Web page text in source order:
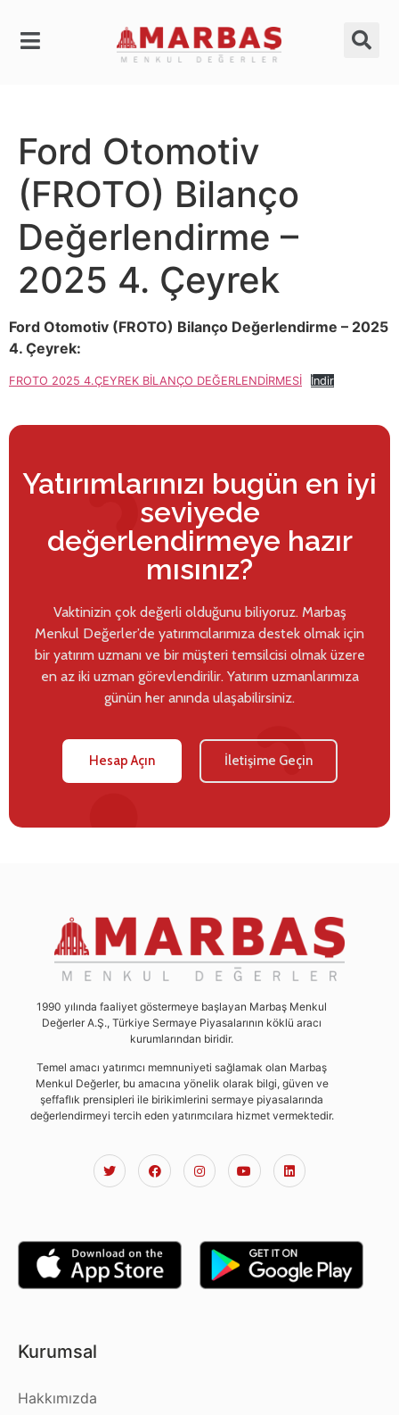
Ford Otomotiv
(FROTO) Bilanço
Değerlendirme –
2025 4. Çeyrek
Ford Otomotiv (FROTO) Bilanço Değerlendirme – 2025
4. Çeyrek:
FROTO 2025 4.ÇEYREK BİLANÇO DEĞERLENDİRMESİ İndir
Yatırımlarınızı bugün en iyi
seviyede
değerlendirmeye hazır
mısınız?
Vaktinizin çok değerli olduğunu biliyoruz. Marbaş
Menkul Değerler’de yatırımcılarımıza destek olmak için
bir yatırım uzmanı ve bir müşteri temsilcisi olmak üzere
en az iki uzman görevlendirilir. Yatırım uzmanlarımıza
günün her anında ulaşabilirsiniz.
Hesap Açın İletişime Geçin
1990 yılında faaliyet göstermeye başlayan Marbaş Menkul
Değerler A.Ş., Türkiye Sermaye Piyasalarının köklü aracı
kurumlarından biridir.
Temel amacı yatırımcı memnuniyeti sağlamak olan Marbaş
Menkul Değerler, bu amacına yönelik olarak bilgi, güven ve
şeffaflık prensipleri ile birikimlerini sermaye piyasalarında
değerlendirmeyi tercih eden yatırımcılara hizmet vermektedir.
Kurumsal
Hakkımızda